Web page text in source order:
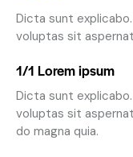
Dicta sunt
voluptas sit
1/1 Lorem ipsum
Dicta sunt
voluptas sit
do magna quia.